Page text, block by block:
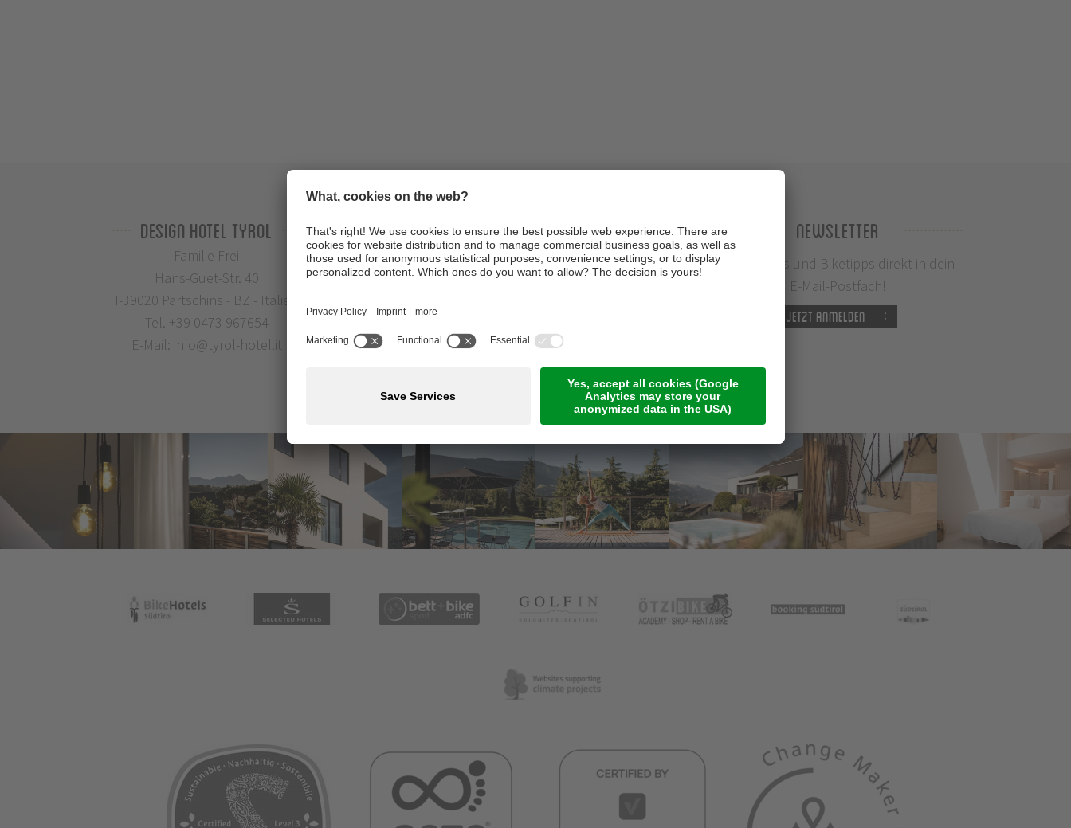
Design Hotel Tyrol
Familie Frei
Hans-Guet-Str. 40
I-39020 Partschins - BZ - Italien
Tel. +39 0473 967654
E-Mail: info@tyrol-hotel.it
Infos
Anreise
Jobs
Guestnet
Newsletter
Infos, News und Biketipps direkt in dein
E-Mail-Postfach!
Jetzt anmelden